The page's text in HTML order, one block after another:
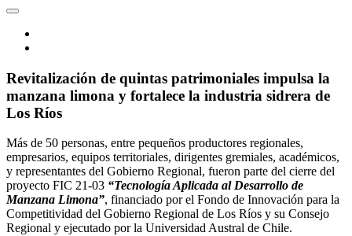
Revitalización de quintas patrimoniales impulsa la
manzana limona y fortalece la industria sidrera de
Los Ríos
Más de 50 personas, entre pequeños productores regionales,
empresarios, equipos territoriales, dirigentes gremiales, académicos,
y representantes del Gobierno Regional, fueron parte del cierre del
proyecto FIC 21-03 “Tecnología Aplicada al Desarrollo de
Manzana Limona”, financiado por el Fondo de Innovación para la
Competitividad del Gobierno Regional de Los Ríos y su Consejo
Regional y ejecutado por la Universidad Austral de Chile.